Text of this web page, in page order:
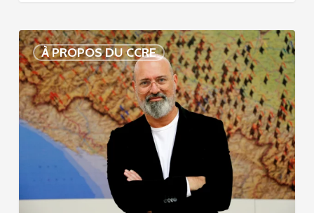
À PROPOS DU CCRE
Voix
de
nos
75
ans
d’histoire
Stefano